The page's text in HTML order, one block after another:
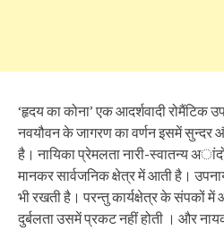
‘हृदय का कोना’ एक आदर्शवादी
नवयौवन के जागरण का वर्णन इसमें सुन्दर
है। नायिका प्रेमलता नारी-स्वातन्य
मानकर सार्वजनिक क्षेत्र में आती है।
भी रखती है। परन्तु कार्यक्षेत्र के संपकों में
दुर्बलता उसमें प्रकट नहीं होती । और